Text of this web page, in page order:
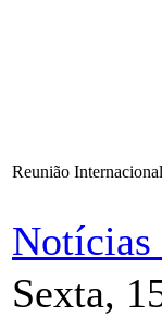
Reunião
Notícias
Sexta,